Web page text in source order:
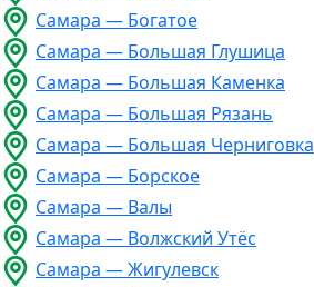
Самара — Богатое
Самара — Большая Глушица
Самара — Большая Каменка
Самара — Большая Рязань
Самара — Большая Черниговка
Самара — Борское
Самара — Валы
Самара — Волжский Утёс
Самара — Жигулевск